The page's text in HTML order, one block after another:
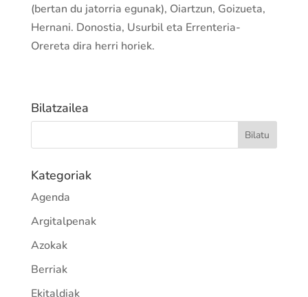
(bertan du jatorria egunak), Oiartzun, Goizueta,
Hernani. Donostia, Usurbil eta Errenteria-
Orereta dira herri horiek.
Bilatzailea
Kategoriak
Agenda
Argitalpenak
Azokak
Berriak
Ekitaldiak